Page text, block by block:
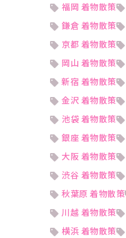
福岡 着物散策
鎌倉 着物散策
京都 着物散策
岡山 着物散策
新宿 着物散策
金沢 着物散策
池袋 着物散策
銀座 着物散策
大阪 着物散策
渋谷 着物散策
秋葉原 着物散策
川越 着物散策
横浜 着物散策